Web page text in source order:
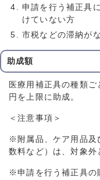
申請を行う補正具
けていない方
市税などの滞納が
助成額
医療用補正具の種類
円を上限に助成。
＜注意事項＞
※附属品、ケア用品及
数料など）は、対象外
※申請を行う補正具の